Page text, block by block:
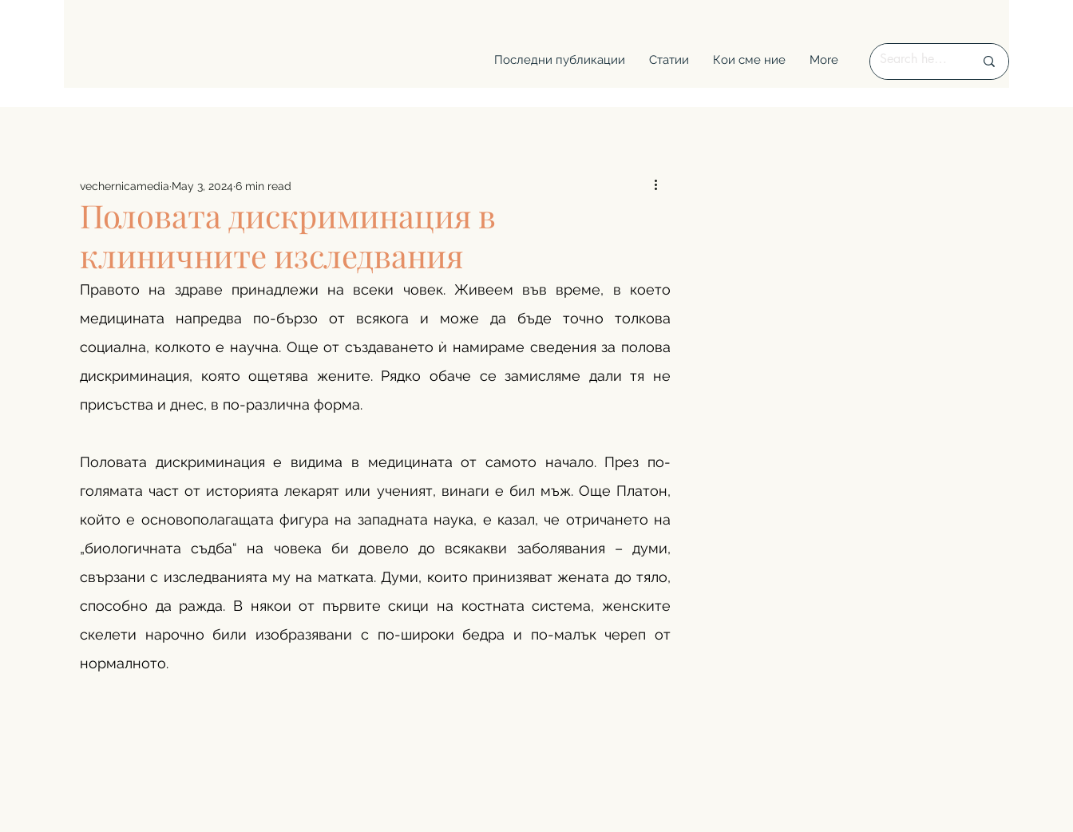
Последни публикации Статии Кои сме ние More
Половата дискриминация в
клиничните изследвания
vechernicamedia May 3, 2024 6 min read
Правото на здраве принадлежи на всеки човек. Живеем във време, в което
медицината напредва по-бързо от всякога и може да бъде точно толкова
социална, колкото е научна. Още от създаването ѝ намираме сведения за полова
дискриминация, която ощетява жените. Рядко обаче се замисляме дали тя не
присъства и днес, в по-различна форма.
Половата дискриминация е видима в медицината от самото начало. През по-
голямата част от историята лекарят или ученият, винаги е бил мъж. Още Платон,
който е основополагащата фигура на западната наука, е казал, че отричането на
„биологичната съдба“ на човека би довело до всякакви заболявания – думи,
свързани с изследванията му на матката. Думи, които принизяват жената до тяло,
способно да ражда. В някои от първите скици на костната система, женските
скелети нарочно били изобразявани с по-широки бедра и по-малък череп от
нормалното.